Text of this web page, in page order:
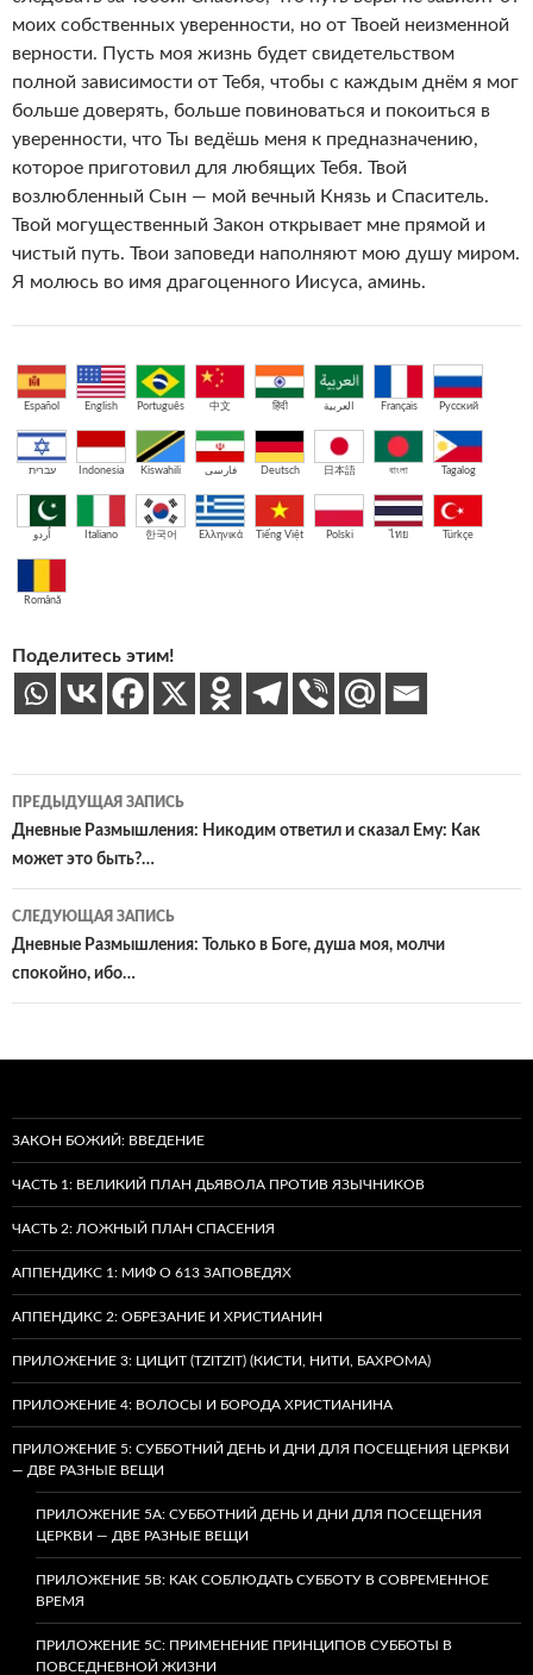
моих собственных уверенности, но от Твоей неизменной
верности. Пусть моя жизнь будет свидетельством
полной зависимости от Тебя, чтобы с каждым днём я мог
больше доверять, больше повиноваться и покоиться в
уверенности, что Ты ведёшь меня к предназначению,
которое приготовил для любящих Тебя. Твой
возлюбленный Сын — мой вечный Князь и Спаситель.
Твой могущественный Закон открывает мне прямой и
чистый путь. Твои заповеди наполняют мою душу миром.
Я молюсь во имя драгоценного Иисуса, аминь.
Español English Português 中文 हिंदी العربية Français Русский
עברית Indonesia Kiswahili فارسی Deutsch 日本語 বাংলা Tagalog
اُردو Italiano 한국어 Ελληνικά Tiếng Việt Polski ไทย Türkçe
Română
Поделитесь этим!
Навигация
по
ПРЕДЫДУЩАЯ ЗАПИСЬ
Дневные Размышления: Никодим ответил и сказал Ему: Как
может это быть?…
СЛЕДУЮЩАЯ ЗАПИСЬ
Дневные Размышления: Только в Боге, душа моя, молчи
спокойно, ибо…
ЗАКОН БОЖИЙ: ВВЕДЕНИЕ
ЧАСТЬ 1: ВЕЛИКИЙ ПЛАН ДЬЯВОЛА ПРОТИВ ЯЗЫЧНИКОВ
ЧАСТЬ 2: ЛОЖНЫЙ ПЛАН СПАСЕНИЯ
АППЕНДИКС 1: МИФ О 613 ЗАПОВЕДЯХ
АППЕНДИКС 2: ОБРЕЗАНИЕ И ХРИСТИАНИН
ПРИЛОЖЕНИЕ 3: ЦИЦИТ (TZITZIT) (КИСТИ, НИТИ, БАХРОМА)
ПРИЛОЖЕНИЕ 4: ВОЛОСЫ И БОРОДА ХРИСТИАНИНА
ПРИЛОЖЕНИЕ 5: СУББОТНИЙ ДЕНЬ И ДНИ ДЛЯ ПОСЕЩЕНИЯ ЦЕРКВИ
— ДВЕ РАЗНЫЕ ВЕЩИ
ПРИЛОЖЕНИЕ 5A: СУББОТНИЙ ДЕНЬ И ДНИ ДЛЯ ПОСЕЩЕНИЯ
ЦЕРКВИ — ДВЕ РАЗНЫЕ ВЕЩИ
ПРИЛОЖЕНИЕ 5B: КАК СОБЛЮДАТЬ СУББОТУ В СОВРЕМЕННОЕ
ВРЕМЯ
ПРИЛОЖЕНИЕ 5C: ПРИМЕНЕНИЕ ПРИНЦИПОВ СУББОТЫ В
ПОВСЕДНЕВНОЙ ЖИЗНИ